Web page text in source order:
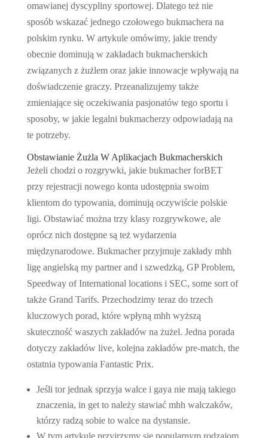
omawianej dyscypliny sportowej. Dlatego też nie
sposób wskazać jednego czołowego bukmachera na
polskim rynku. W artykule omówimy, jakie trendy
obecnie dominują w zakładach bukmacherskich
związanych z żużlem oraz jakie innowacje wpływają na
doświadczenie graczy. Przeanalizujemy także
zmieniające się oczekiwania pasjonatów tego sportu i
sposoby, w jakie legalni bukmacherzy odpowiadają na
te potrzeby.
Obstawianie Żużla W Aplikacjach Bukmacherskich
Jeżeli chodzi o rozgrywki, jakie bukmacher forBET
przy rejestracji nowego konta udostępnia swoim
klientom do typowania, dominują oczywiście polskie
ligi. Obstawiać można trzy klasy rozgrywkowe, ale
oprócz nich dostępne są też wydarzenia
międzynarodowe. Bukmacher przyjmuje zakłady mhh
ligę angielską my partner and i szwedzką, GP Problem,
Speedway of International locations i SEC, some sort of
także Grand Tarifs. Przechodzimy teraz do trzech
kluczowych porad, które wpłyną mhh wyższą
skuteczność waszych zakładów na żużel. Jedna porada
dotyczy zakładów live, kolejna zakładów pre-match, the
ostatnia typowania Fantastic Prix.
Jeśli tor jednak sprzyja walce i gaya nie mają takiego
znaczenia, in get to należy stawiać mhh walczaków,
którzy radzą sobie to walce na dystansie.
W tym artykule przyjrzymy się popularnym rodzajom